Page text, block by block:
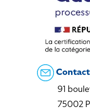
Contact
91
75002